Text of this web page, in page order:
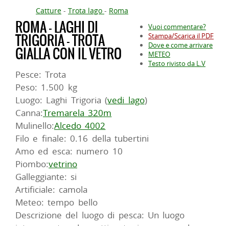
Catture - Trota lago - Roma
Vuoi commentare?
Stampa/Scarica il PDF
Dove e come arrivare
METEO
Testo rivisto da L.V
ROMA - LAGHI DI
TRIGORIA - TROTA
GIALLA CON IL VETRO
Pesce: Trota
Peso: 1.500 kg
Luogo: Laghi Trigoria (vedi lago)
Canna:Tremarela 320m
Mulinello:Alcedo 4002
Filo e finale: 0.16 della tubertini
Amo ed esca: numero 10
Piombo:vetrino
Galleggiante: si
Artificiale: camola
Meteo: tempo bello
Descrizione del luogo di pesca: Un luogo